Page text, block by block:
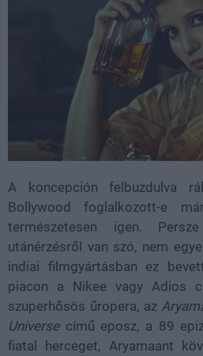
A koncepción felbuzdulva
Bollywood foglalkozott-e
természetesen igen.
utánérzésről van szó, nem
indiai filmgyártásban ez
piacon a Nikee vagy Adios
szuperhősös űropera, az
Universecímű eposz, a 89
fiatal herceget, Aryamaant